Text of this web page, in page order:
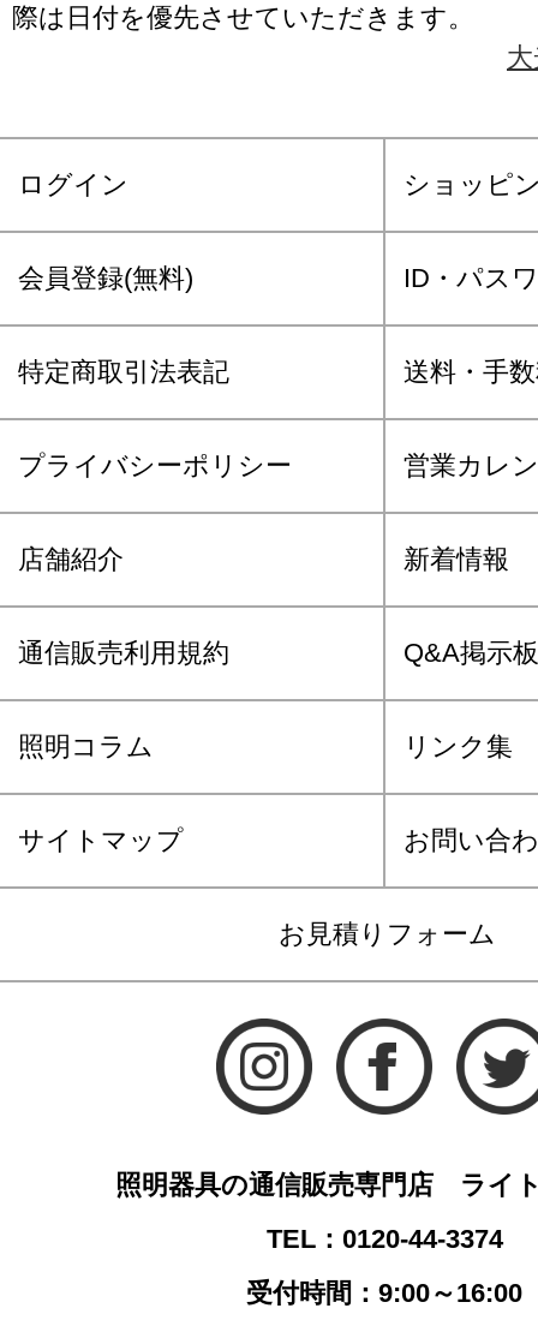
際は日付を優先させていただきます。
ログイン ショッピ
会員登録(無料) ID・パス
特定商取引法表記 送料・手
プライバシーポリシー 営業カレ
店舗紹介 新着情報
通信販売利用規約 Q&A掲示板
照明コラム リンク集
サイトマップ お問い合
お見積りフォーム
照明器具の通信販売専門店 ライ
TEL：0120-44-3374
受付時間：9:00～16:00